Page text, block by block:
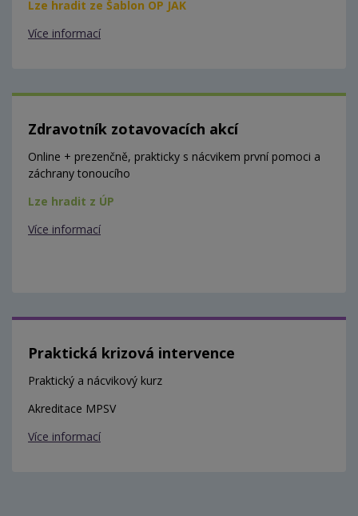
Lze hradit ze Šablon OP JAK
Více informací
Zdravotník zotavovacích akcí
Online + prezenčně, prakticky s nácvikem první pomoci a
záchrany tonoucího
Lze hradit z ÚP
Více informací
Praktická krizová intervence
Praktický a nácvikový kurz
Akreditace MPSV
Více informací